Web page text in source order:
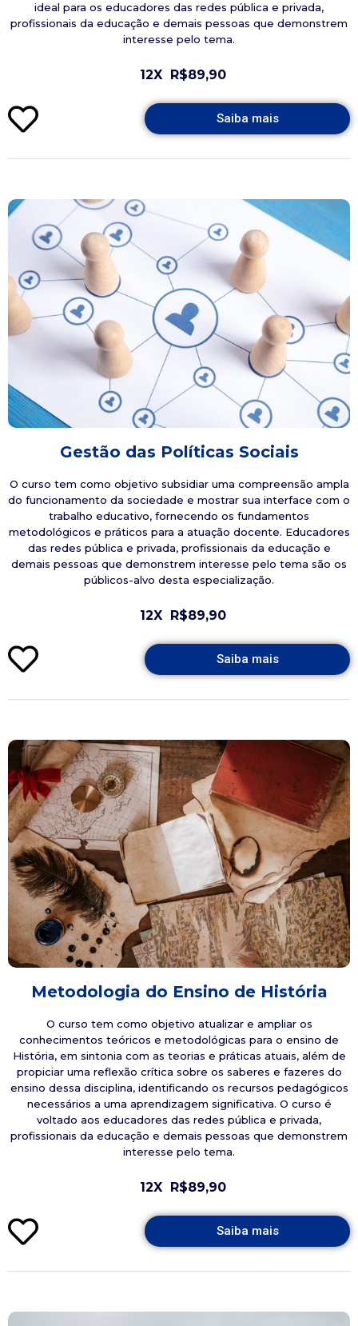
ideal para os educadores das redes pública e privada,
profissionais da educação e demais pessoas que demonstrem
interesse pelo tema.
12X R$89,90
Saiba mais
Gestão das Políticas Sociais
O curso tem como objetivo subsidiar uma compreensão ampla
do funcionamento da sociedade e mostrar sua interface com o
trabalho educativo, fornecendo os fundamentos
metodológicos e práticos para a atuação docente. Educadores
das redes pública e privada, profissionais da educação e
demais pessoas que demonstrem interesse pelo tema são os
públicos-alvo desta especialização.
12X R$89,90
Saiba mais
Metodologia do Ensino de História
O curso tem como objetivo atualizar e ampliar os
conhecimentos teóricos e metodológicas para o ensino de
História, em sintonia com as teorias e práticas atuais, além de
propiciar uma reflexão crítica sobre os saberes e fazeres do
ensino dessa disciplina, identificando os recursos pedagógicos
necessários a uma aprendizagem significativa. O curso é
voltado aos educadores das redes pública e privada,
profissionais da educação e demais pessoas que demonstrem
interesse pelo tema.
12X R$89,90
Saiba mais